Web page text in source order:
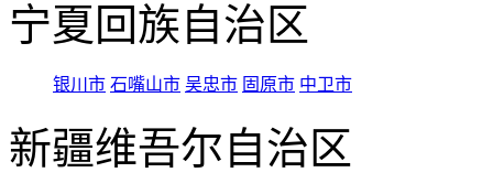
宁夏回族自治区
银川市 石嘴山市 吴忠市 固原市 中卫市
新疆维吾尔自治区